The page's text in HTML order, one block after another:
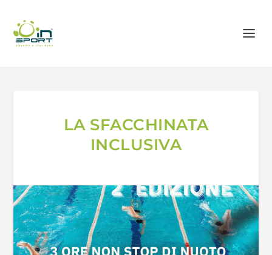
LA SFACCHINATA
INCLUSIVA